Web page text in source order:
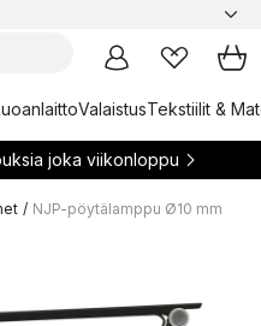
ValaistusTekstiilit &
joka viikonloppu
/ NJP-pöytälamppu Ø10 mm